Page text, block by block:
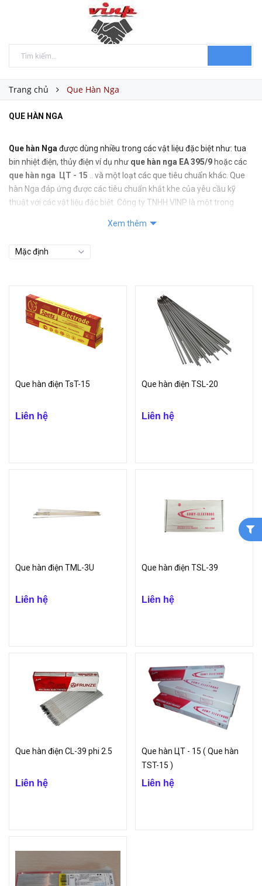
Trang chủ Que Hàn Nga
QUE HÀN NGA
Que hàn Nga được dùng nhiều trong các vật liệu đặc biệt như: tua
bin nhiệt điện, thủy điện ví dụ như que hàn nga EA 395/9 hoặc các
que hàn nga ЦТ - 15 .. và một loạt các que tiêu chuẩn khác. Que
hàn Nga đáp ứng được các tiêu chuẩn khắt khe của yêu cầu kỹ
thuật với các vật liệu đặc biệt. Công ty TNHH VINP là một trong
ngành năng lương khác nói chung và các loại que hàn đặc biệt khác
Xem thêm
Que hàn điện TsT-15
Liên hệ
Que hàn điện TSL-20
Liên hệ
Que hàn điện TML-3U
Liên hệ
Que hàn điện TSL-39
Liên hệ
Que hàn điện CL-39 phi 2.5
Liên hệ
Que hàn ЦТ - 15 ( Que hàn
TST-15 )
Liên hệ